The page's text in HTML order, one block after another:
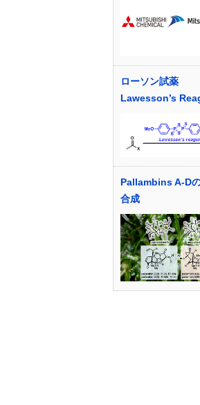
ローソン試薬
Lawesson’s
Pallambins A-D
合成